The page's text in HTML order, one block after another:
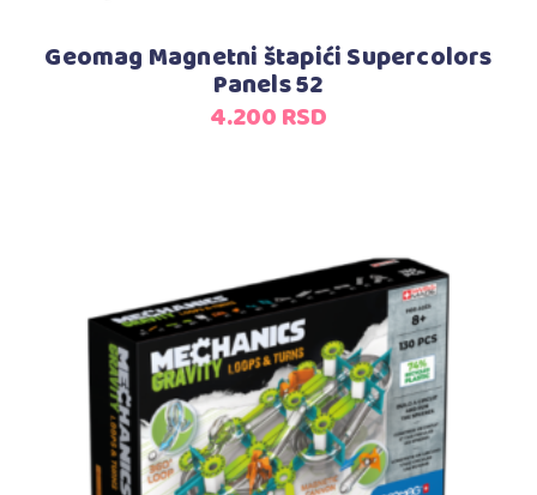
Geomag Magnetni štapići Supercolors
Panels 52
4.200RSD
Dodaj u korpu